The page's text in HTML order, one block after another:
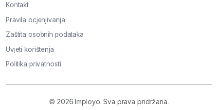
Kontakt
Pravila ocjenjivanja
Zaštita osobnih podataka
Uvjeti korištenja
Politika privatnosti
© 2026 Imployo. Sva prava pridržana.